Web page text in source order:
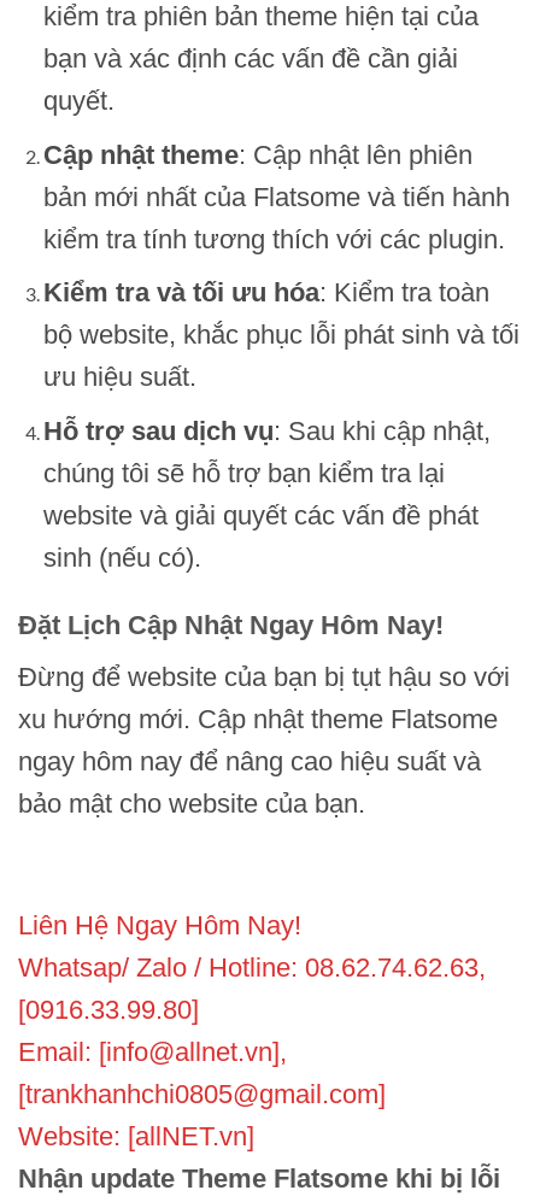
kiểm tra phiên bản theme hiện tại của
bạn và xác định các vấn đề cần giải
quyết.
Cập nhật theme: Cập nhật lên phiên
bản mới nhất của Flatsome và tiến hành
kiểm tra tính tương thích với các plugin.
Kiểm tra và tối ưu hóa: Kiểm tra toàn
bộ website, khắc phục lỗi phát sinh và tối
ưu hiệu suất.
Hỗ trợ sau dịch vụ: Sau khi cập nhật,
chúng tôi sẽ hỗ trợ bạn kiểm tra lại
website và giải quyết các vấn đề phát
sinh (nếu có).
Đặt Lịch Cập Nhật Ngay Hôm Nay!
Đừng để website của bạn bị tụt hậu so với
xu hướng mới. Cập nhật theme Flatsome
ngay hôm nay để nâng cao hiệu suất và
bảo mật cho website của bạn.
Liên Hệ Ngay Hôm Nay!
Whatsap/ Zalo / Hotline: 08.62.74.62.63,
[0916.33.99.80]
Email: [info@allnet.vn],
[trankhanhchi0805@gmail.com]
Website: [allNET.vn]
Nhận update Theme Flatsome khi bị lỗi